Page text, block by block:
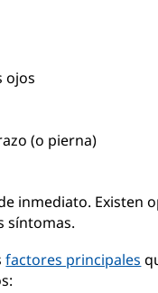
ojos
(o pierna)
inmediato. Existen
síntomas.
factores principales